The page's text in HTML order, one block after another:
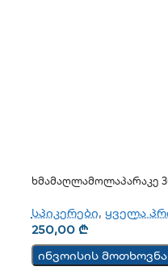
Ხმამაღლამოლაპარაკე
სპიკერები, ყველა
250,00 ₾
ინვოისის მოთხოვნა